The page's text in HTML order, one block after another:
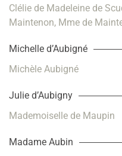
Clélie de Madeleine de
Maintenon, Mme de
Michelle d’Aubigné
Michèle Aubigné
Julie d’Aubigny
Mademoiselle de Maupin
Madame Aubin